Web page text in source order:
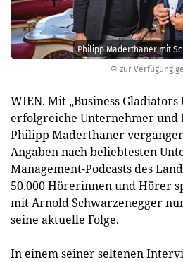
© zur Verfügung
Philipp Maderthaner mit
WIEN. Mit „Business
erfolgreiche Unternehmer und
Philipp Maderthaner
Angaben nach beliebtesten
Management-Podcasts des
50.000 Hörerinnen und Hörer
mit Arnold Schwarzenegger
seine aktuelle Folge.
In einem seiner seltenen